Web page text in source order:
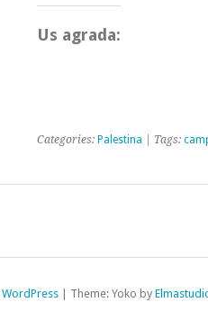
Us agrada:
Categories: Palestina | Tags:
WordPress | Theme: Yoko by